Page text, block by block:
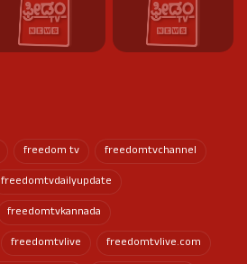
freedom tv
freedomtvchannel
freedomtvdailyupdate
freedomtvkannada
freedomtvlive
freedomtvlive.com